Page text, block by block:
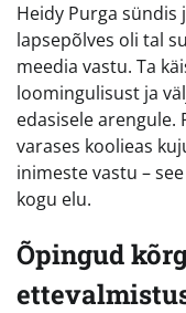
Heidy Purga sündis
lapsepõlves oli tal
meedia vastu. Ta
loomingulisust ja
edasisele
varases koolieas
inimeste vastu –
kogu elu.
Õpingud